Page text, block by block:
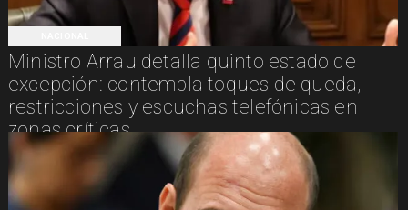
Ministro Arrau detalla quinto estado de
excepción: contempla toques de queda,
restricciones y escuchas telefónicas en
zonas críticas